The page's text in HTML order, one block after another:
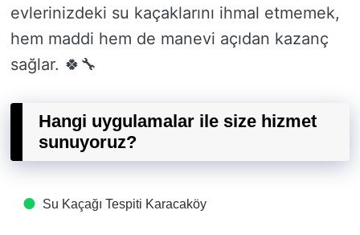
evlerinizdeki su kaçaklarını ihmal etmemek,
hem maddi hem de manevi açıdan kazanç
sağlar. 🍀🔧
Hangi uygulamalar ile size hizmet
sunuyoruz?
Su Kaçağı Tespiti​ Karacaköy